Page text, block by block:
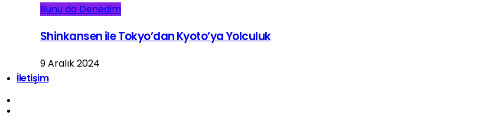
Bunu da Denedim
Shinkansen ile Tokyo’dan Kyoto’ya Yolculuk
9 Aralık 2024
İletişim